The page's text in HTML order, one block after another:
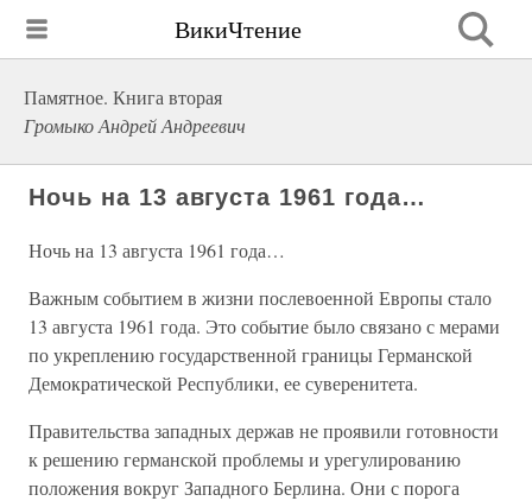
ВикиЧтение
Памятное. Книга вторая
Громыко Андрей Андреевич
Ночь на 13 августа 1961 года…
Ночь на 13 августа 1961 года…
Важным событием в жизни послевоенной Европы стало
13 августа 1961 года. Это событие было связано с мерами
по укреплению государственной границы Германской
Демократической Республики, ее суверенитета.
Правительства западных держав не проявили готовности
к решению германской проблемы и урегулированию
положения вокруг Западного Берлина. Они с порога